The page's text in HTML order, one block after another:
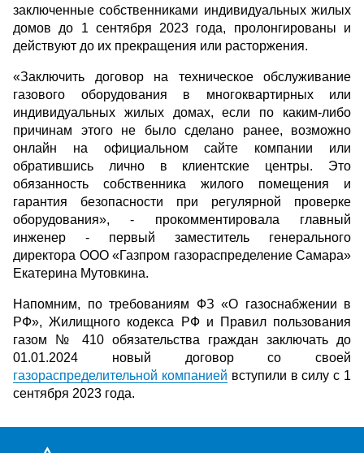
заключенные собственниками индивидуальных жилых
домов до 1 сентября 2023 года, пролонгированы и
действуют до их прекращения или расторжения.
«Заключить договор на техническое обслуживание
газового оборудования в многоквартирных или
индивидуальных жилых домах, если по каким-либо
причинам этого не было сделано ранее, возможно
онлайн на официальном сайте компании или
обратившись лично в клиентские центры. Это
обязанность собственника жилого помещения и
гарантия безопасности при регулярной проверке
оборудования», - прокомментировала главный
инженер - первый заместитель генерального
директора ООО «Газпром газораспределение Самара»
Екатерина Мутовкина.
Напомним, по требованиям ФЗ «О газоснабжении в
РФ», Жилищного кодекса РФ и Правил пользования
газом № 410 обязательства граждан заключать до
01.01.2024 новый договор со своей
газораспределительной компанией вступили в силу с 1
сентября 2023 года.